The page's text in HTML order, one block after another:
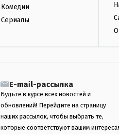
Комедии
Сериалы
E-mail-рассылка
Будьте в курсе всех новостей и
обновлений! Перейдите на страницу
наших рассылок, чтобы выбрать те,
которые соответствуют вашим